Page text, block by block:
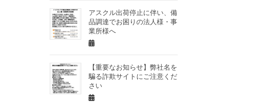
アスクル出荷停止に伴い、備
品調達でお困りの法人様・事
業所様へ
【重要なお知らせ】弊社名を
騙る詐欺サイトにご注意くだ
さい